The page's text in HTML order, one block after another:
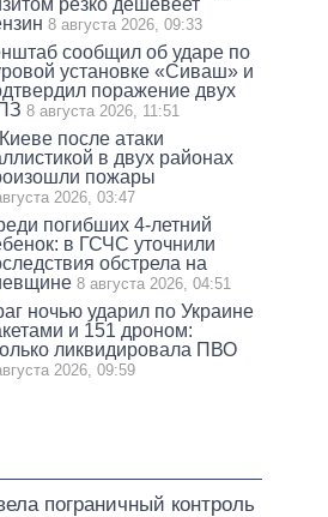
резко дешевеет
8 августа 2026, 09:33
сообщил об ударе по
установке «Сиваш» и
поражение двух
8 августа 2026, 11:51
после атаки
в двух районах
пожары
2026, 03:47
погибших 4-летний
в ГСЧС уточнили
обстрела на
8 августа 2026, 04:51
ночью ударил по Украине
и 151 дроном:
ликвидировала ПВО
2026, 09:59
пограничный контроль